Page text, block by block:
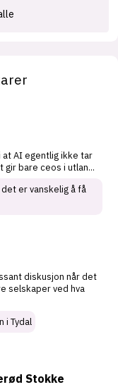
at AI egentlig ikke tar
gir bare ceos i utlan...
er vanskelig å få
diskusjon når det
selskaper ved hva
i Tydal
Stokke